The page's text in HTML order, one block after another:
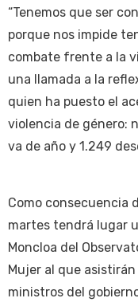
“Tenemos que ser
porque nos impide
combate frente a la
una llamada a la
quien ha puesto el
violencia de género:
va de año y 1.249
Como consecuencia
martes tendrá lugar
Moncloa del
Mujer al que
ministros del